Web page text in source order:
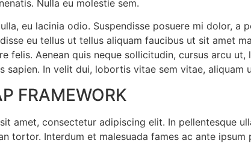
Nulla eu molestie sem.
eu lacinia odio. Suspendisse posuere mi dolor, a
eu tellus ut tellus aliquam faucibus ut sit amet
felis. Aenean quis neque sollicitudin, cursus arcu
sapien. In velit dui, lobortis vitae sem vitae, aliquam
FRAMEWORK
amet, consectetur adipiscing elit. In pellentesque
tortor. Interdum et malesuada fames ac ante